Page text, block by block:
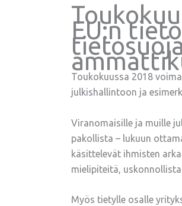
EU:n
Toukokuussa 2018
julkishallintoon ja
Viranomaisille ja muille
pakollista – lukuun
käsittelevät ihmisten
mielipiteitä,
Myös tietylle osalle